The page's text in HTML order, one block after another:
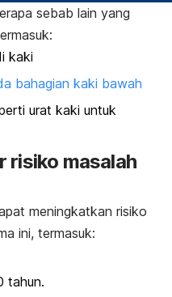
sebab lain yang
kaki
bahagian kaki bawah
urat kaki untuk
masalah
meningkatkan risiko
ini, termasuk:
tahun.